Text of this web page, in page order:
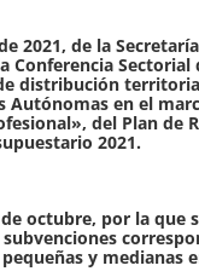
2021, de la
Conferencia
distribución
Autónomas en el
del Plan de
2021.
octubre, por la
y medianas